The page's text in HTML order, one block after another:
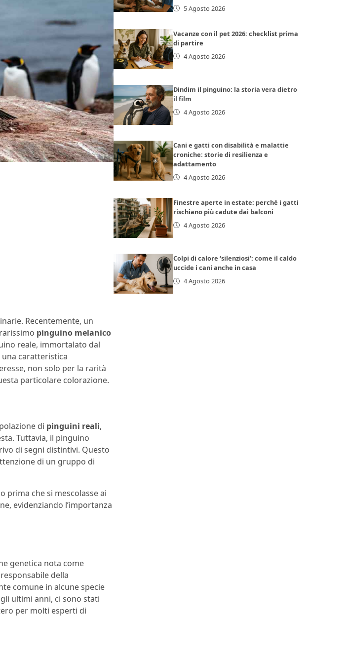
Recentemente, un
pinguino melanico
reale, immortalato dal
caratteristica
non solo per la rarità
particolare colorazione.
di pinguini reali,
Tuttavia, il pinguino
di segni distintivi. Questo
di un gruppo di
che si mescolasse ai
evidenziando l’importanza
genetica nota come
della
comune in alcune specie
ultimi anni, ci sono stati
per molti esperti di
5 Agosto 2026
Vacanze con il pet 2026: checklist prima
di partire
4 Agosto 2026
Dindim il pinguino: la storia vera dietro
il film
4 Agosto 2026
Cani e gatti con disabilità e malattie
croniche: storie di resilienza e
adattamento
4 Agosto 2026
Finestre aperte in estate: perché i gatti
rischiano più cadute dai balconi
4 Agosto 2026
Colpi di calore ‘silenziosi’: come il caldo
uccide i cani anche in casa
4 Agosto 2026